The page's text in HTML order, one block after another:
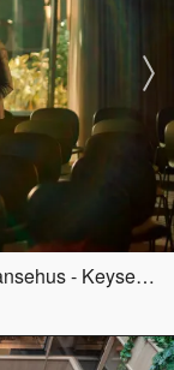
INC. Økern Portal Møtesenter og Konferansehus - Keyserløkka